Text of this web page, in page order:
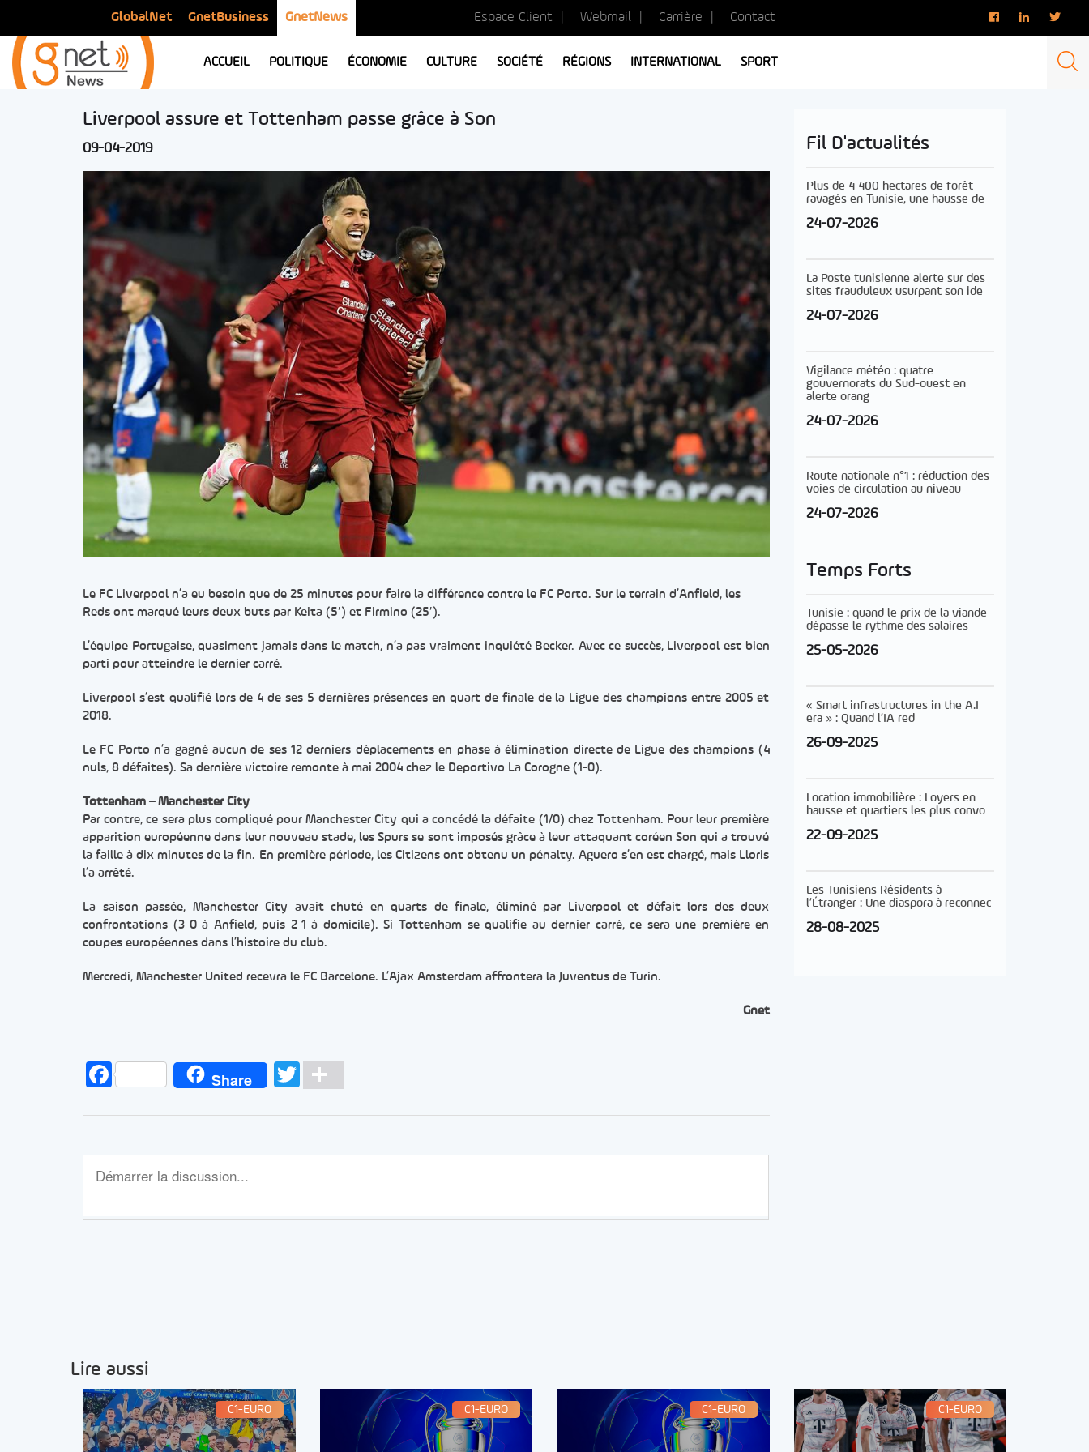
GlobalNet GnetBusiness GnetNews Espace Client Webmail Carrière Contact
ACCUEIL POLITIQUE ÉCONOMIE CULTURE SOCIÉTÉ RÉGIONS INTERNATIONAL SPORT
Liverpool assure et Tottenham passe grâce à Son
09-04-2019
Le FC Liverpool n’a eu besoin que de 25 minutes pour faire la différence contre le FC Porto. Sur le terrain d’Anfield, les
Reds ont marqué leurs deux buts par Keita (5′) et Firmino (25′).
L’équipe Portugaise, quasiment jamais dans le match, n’a pas vraiment inquiété Becker. Avec ce succès, Liverpool est bien
parti pour atteindre le dernier carré.
Liverpool s’est qualifié lors de 4 de ses 5 dernières présences en quart de finale de la Ligue des champions entre 2005 et
2018.
Le FC Porto n’a gagné aucun de ses 12 derniers déplacements en phase à élimination directe de Ligue des champions (4
nuls, 8 défaites). Sa dernière victoire remonte à mai 2004 chez le Deportivo La Corogne (1-0).
Tottenham – Manchester City
Par contre, ce sera plus compliqué pour Manchester City qui a concédé la défaite (1/0) chez Tottenham. Pour leur première
apparition européenne dans leur nouveau stade, les Spurs se sont imposés grâce à leur attaquant coréen Son qui a trouvé
la faille à dix minutes de la fin. En première période, les Citizens ont obtenu un pénalty. Aguero s’en est chargé, mais Lloris
l’a arrêté.
La saison passée, Manchester City avait chuté en quarts de finale, éliminé par Liverpool et défait lors des deux
confrontations (3-0 à Anfield, puis 2-1 à domicile). Si Tottenham se qualifie au dernier carré, ce sera une première en
coupes européennes dans l’histoire du club.
Mercredi, Manchester United recevra le FC Barcelone. L’Ajax Amsterdam affrontera la Juventus de Turin.
Gnet
FacebookShare TwitterPartager
Fil D'actualités
Plus de 4 400 hectares de forêt
ravagés en Tunisie, une hausse de
24-07-2026
La Poste tunisienne alerte sur des
sites frauduleux usurpant son ide
24-07-2026
Vigilance météo : quatre
gouvernorats du Sud-ouest en
alerte orang
24-07-2026
Route nationale n°1 : réduction des
voies de circulation au niveau
24-07-2026
Temps Forts
Tunisie : quand le prix de la viande
dépasse le rythme des salaires
25-05-2026
« Smart infrastructures in the A.I
era » : Quand l’IA red
26-09-2025
Location immobilière : Loyers en
hausse et quartiers les plus convo
22-09-2025
Les Tunisiens Résidents à
l’Étranger : Une diaspora à reconnec
28-08-2025
Lire aussi
C1-EURO C1-EURO C1-EURO C1-EURO